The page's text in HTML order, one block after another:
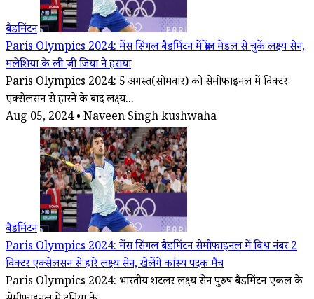
बैडमिंटन
Paris Olympics 2024: मेंस सिंगल बैडमिंटन में ब्रोंज मेडल से चुकें लक्ष्य सेन,
मलेशिया के ली ज़ी जिया ने हराया
Paris Olympics 2024: 5 अगस्त(सोमवार) को सेमीफाइनल में विक्टर
एक्सेलसन से हारने के बाद लक्ष्य...
Aug 05, 2024 • Naveen Singh kushwaha
बैडमिंटन
Paris Olympics 2024: मेंस सिंगल बैडमिंटन सेमीफाइनल में विश्व नंबर 2
विक्टर एक्सेलसन से हारे लक्ष्य सेन, खेलेंगे कांस्य पदक मैच
Paris Olympics 2024: भारतीय शटलर लक्ष्य सेन पुरुष बैडमिंटन एकल के